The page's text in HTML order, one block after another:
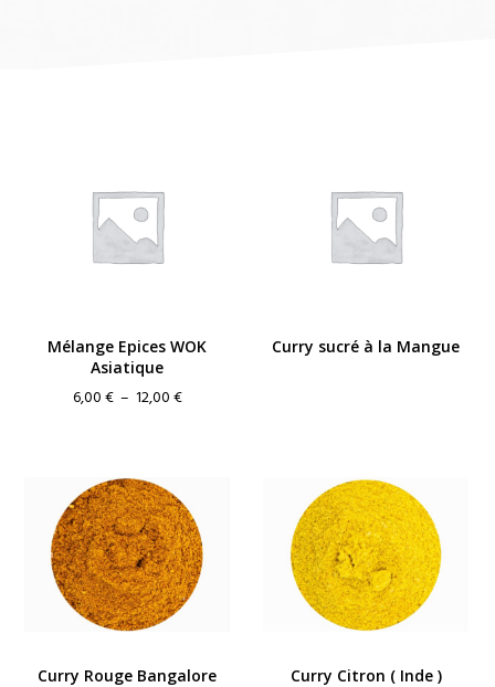
Mélange Epices WOK
Asiatique
6,00€ – 12,00€Plage
à
12,00 €
Curry sucré à la Mangue
Curry Rouge Bangalore Curry Citron ( Inde )